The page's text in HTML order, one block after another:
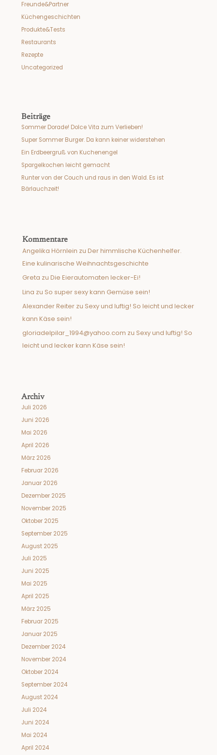
Freunde&Partner
Küchengeschichten
Produkte&Tests
Restaurants
Rezepte
Uncategorized
Beiträge
Sommer Dorade! Dolce Vita zum Verlieben!
Super Sommer Burger. Da kann keiner widerstehen
Ein Erdbeergruß von Kuchenengel
Spargelkochen leicht gemacht
Runter von der Couch und raus in den Wald. Es ist
Bärlauchzeit!
Kommentare
Angelika Hörnlein zu Der himmlische Küchenhelfer.
Eine kulinarische Weihnachtsgeschichte
Greta zu Die Eierautomaten lecker-Ei!
Lina zu So super sexy kann Gemüse sein!
Alexander Reiter zu Sexy und luftig! So leicht und lecker
kann Käse sein!
gloriadelpilar_1994@yahoo.com zu Sexy und luftig! So
leicht und lecker kann Käse sein!
Archiv
Juli 2026
Juni 2026
Mai 2026
April 2026
März 2026
Februar 2026
Januar 2026
Dezember 2025
November 2025
Oktober 2025
September 2025
August 2025
Juli 2025
Juni 2025
Mai 2025
April 2025
März 2025
Februar 2025
Januar 2025
Dezember 2024
November 2024
Oktober 2024
September 2024
August 2024
Juli 2024
Juni 2024
Mai 2024
April 2024